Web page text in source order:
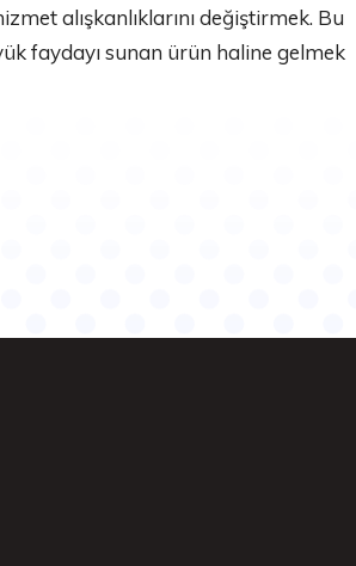
alışkanlıklarını değiştirmek. Bu
faydayı sunan ürün haline gelmek